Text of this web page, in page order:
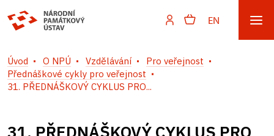
EN
Úvod O NPÚ Vzdělávání
Pro veřejnost
Přednáškové cykly pro veřejnost
31. PŘEDNÁŠKOVÝ CYKLUS PRO...
31. PŘEDNÁŠKOVÝ CYKLUS PRO